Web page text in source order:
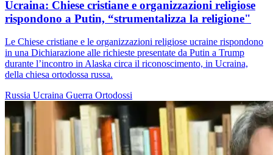
Ucraina: Chiese cristiane e organizzazioni religiose
rispondono a Putin, “strumentalizza la religione"
Le Chiese cristiane e le organizzazioni religiose ucraine rispondono
in una Dichiarazione alle richieste presentate da Putin a Trump
durante l’incontro in Alaska circa il riconoscimento, in Ucraina,
della chiesa ortodossa russa.
Russia Ucraina Guerra Ortodossi